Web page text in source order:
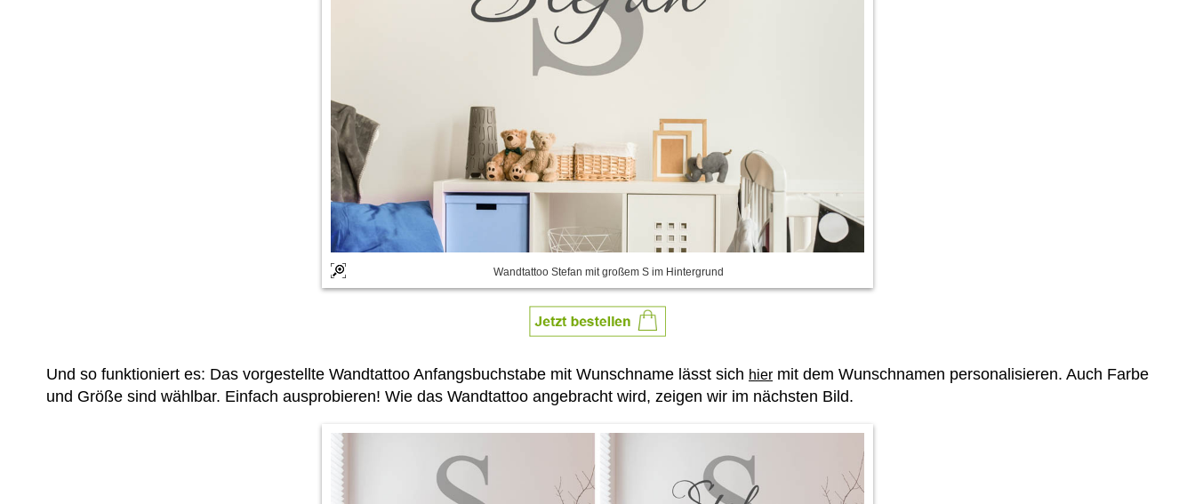
Wandtattoo Stefan mit großem S im Hintergrund
Und so funktioniert es: Das vorgestellte Wandtattoo Anfangsbuchstabe mit Wunschname lässt sich hier mit dem Wunschnamen personalisieren. Auch Farbe
und Größe sind wählbar. Einfach ausprobieren! Wie das Wandtattoo angebracht wird, zeigen wir im nächsten Bild.